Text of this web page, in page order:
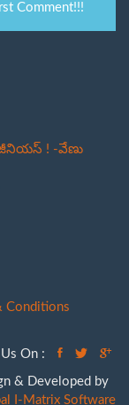
Comment!!!
! -వేణు
Conditions
On :
& Developed by
I-Matrix Software